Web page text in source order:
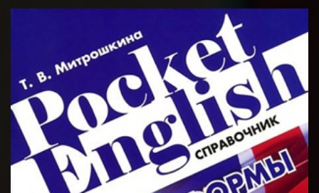
Справочник содержит подробные сведения о
способах словообразования английских имен
существительных прилагательных глаго...